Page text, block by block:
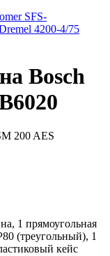
SFS-
4200-4/75
Bosch
200 AES
1 прямоугольная
(треугольный), 1
кейс